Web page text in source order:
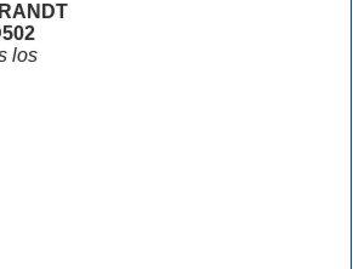
los